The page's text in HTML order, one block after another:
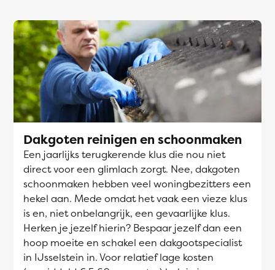
Dakgoten reinigen en schoonmaken
Een jaarlijks terugkerende klus die nou niet
direct voor een glimlach zorgt. Nee, dakgoten
schoonmaken hebben veel woningbezitters een
hekel aan. Mede omdat het vaak een vieze klus
is en, niet onbelangrijk, een gevaarlijke klus.
Herken je jezelf hierin? Bespaar jezelf dan een
hoop moeite en schakel een dakgootspecialist
in IJsselstein in. Voor relatief lage kosten